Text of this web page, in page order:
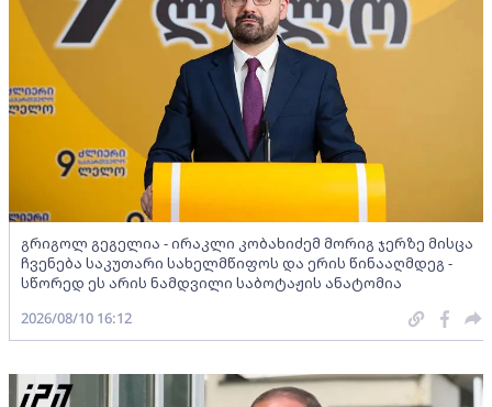
გრიგოლ გეგელია - ირაკლი კობახიძემ მორიგ ჯერზე მისცა
ჩვენება საკუთარი სახელმწიფოს და ერის წინააღმდეგ -
სწორედ ეს არის ნამდვილი საბოტაჟის ანატომია
2026/08/10 16:12